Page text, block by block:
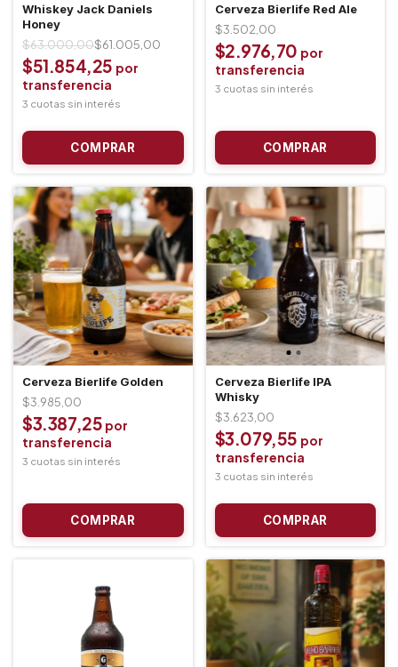
Whiskey Jack Daniels
Honey
$61.005,00
$63.000,00
$51.854,25
Cerveza Bierlife Red Ale
$3.502,00
$2.976,70
Cerveza Bierlife Golden
$3.985,00
$3.387,25
Cerveza Bierlife IPA
Whisky
$3.623,00
$3.079,55